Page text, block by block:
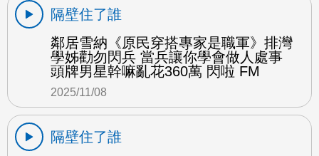
隔壁住了誰
鄰居雪納《原民穿搭專家是職軍》排灣
學姊勸勿閃兵 當兵讓你學會做人處事
頭牌男星幹嘛亂花360萬 閃啦 FM
2025/11/08
隔壁住了誰